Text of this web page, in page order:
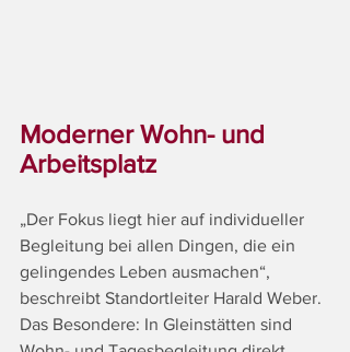
Moderner Wohn- und
Arbeitsplatz
„Der Fokus liegt hier auf individueller
Begleitung bei allen Dingen, die ein
gelingendes Leben ausmachen“,
beschreibt Standortleiter Harald Weber.
Das Besondere: In Gleinstätten sind